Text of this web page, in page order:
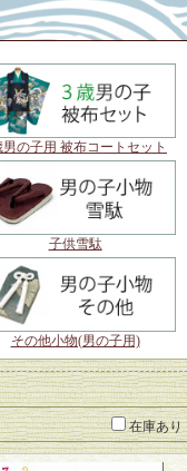
男の子用 被布コートセット
子供雪駄
その他小物(男の子用)
在庫あり